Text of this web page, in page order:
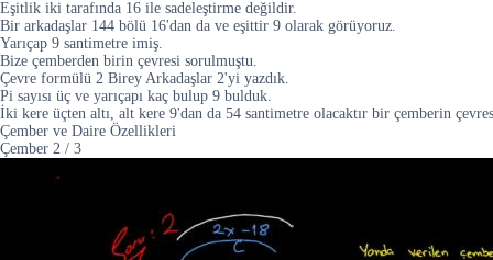
Eşitlik iki tarafında 16 ile sadeleştirme değildir.
Bir arkadaşlar 144 bölü 16'dan da ve eşittir 9 olarak görüyoruz.
Yarıçap 9 santimetre imiş.
Bize çemberden birin çevresi sorulmuştu.
Çevre formülü 2 Birey Arkadaşlar 2'yi yazdık.
Pi sayısı üç ve yarıçapı kaç bulup 9 bulduk.
İki kere üçten altı, alt kere 9'dan da 54 santimetre olacaktır bir çemberin
Çember ve Daire Özellikleri
Çember 2 / 3